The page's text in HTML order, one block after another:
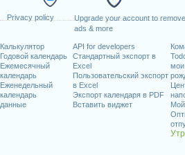
Privacy policy
Upgrade your account to remove
ads & more
Калькулятор
Годовой календарь
Ежемесячный
календарь
Еженедельный
календарь
данные
API for developers
Стандартный экспорт в
Excel
Пользовательский экспорт
в Excel
Экспорт календаря в PDF
Вставить виджет
мои